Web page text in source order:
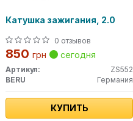
Катушка зажигания, 2.0
0 отзывов
850 грн сегодня
Артикул:
ZS552
BERU
Германия
КУПИТЬ